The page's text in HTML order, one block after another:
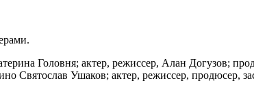
Головня; актер, режиссер, Алан Догузов;
Ушаков; актер, режиссер, продюсер,